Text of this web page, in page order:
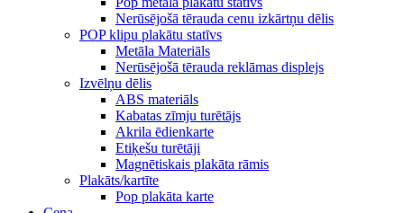
Nerūsējošā tērauda cenu izkārtņu dēlis
POP klipu plakātu statīvs
Metāla Materiāls
Nerūsējošā tērauda reklāmas displejs
Izvēlņu dēlis
ABS materiāls
Kabatas zīmju turētājs
Akrila ēdienkarte
Etiķešu turētāji
Magnētiskais plakāta rāmis
Plakāts/kartīte
Pop plakāta karte